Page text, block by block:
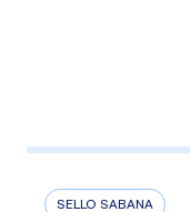
SELLO SABANA